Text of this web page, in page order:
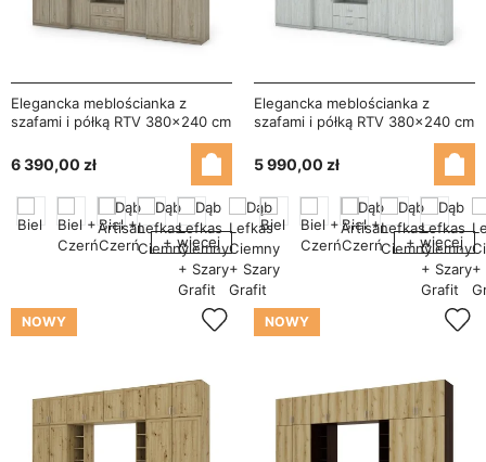
Elegancka meblościanka z
szafami i półką RTV 380×240 cm
6 390,00 zł
+ więcej
Elegancka meblościanka z
szafami i półką RTV 380×240 cm
5 990,00 zł
+ więcej
NOWY NOWY